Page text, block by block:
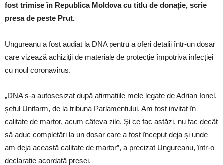
fost trimise în Republica Moldova cu titlu de donație, scrie
presa de peste Prut.
Ungureanu a fost audiat la DNA pentru a oferi detalii într-un dosar
care vizează achiziții de materiale de protecție împotriva infecției
cu noul coronavirus.
„DNA s-a autosesizat după afirmațiile mele legate de Adrian Ionel,
șeful Unifarm, de la tribuna Parlamentului. Am fost invitat în
calitate de martor, acum câteva zile. Şi ce fac astăzi, nu fac decât
să aduc completări la un dosar care a fost început deja şi unde
am deja această calitate de martor”, a precizat Ungureanu, într-o
declarație acordată presei.